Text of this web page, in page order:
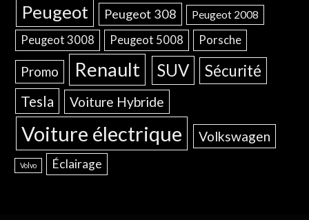
Peugeot Peugeot 308 Peugeot 2008
Peugeot 3008 Peugeot 5008 Porsche
Promo Renault SUV Sécurité
Tesla Voiture Hybride
Voiture électrique Volkswagen
Volvo Éclairage